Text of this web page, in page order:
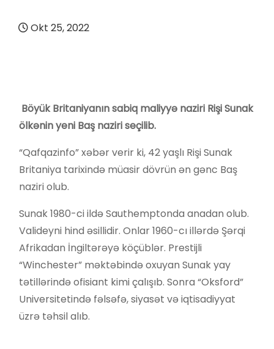
Okt 25, 2022
Böyük Britaniyanın sabiq maliyyə naziri Rişi Sunak
ölkənin yeni Baş naziri seçilib.
“Qafqazinfo” xəbər verir ki, 42 yaşlı Rişi Sunak
Britaniya tarixində müasir dövrün ən gənc Baş
naziri olub.
Sunak 1980-ci ildə Sauthemptonda anadan olub.
Valideyni hind əsillidir. Onlar 1960-cı illərdə Şərqi
Afrikadan İngiltərəyə köçüblər. Prestijli
“Winchester” məktəbində oxuyan Sunak yay
tətillərində ofisiant kimi çalışıb. Sonra “Oksford”
Universitetində fəlsəfə, siyasət və iqtisadiyyat
üzrə təhsil alıb.